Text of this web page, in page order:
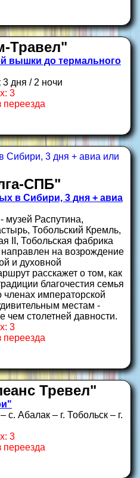
Травел"
вышки до термального
3 дня / 2 ночи
3
переезда
СПБ"
в Сибири, 3 дня + авиа
музей Распутина,
Тобольский Кремль,
II, Тобольская фабрика
направлен на возрождение
и духовной
расскажет о том, как
благочестия семья
членах императорской
местам -
чем столетней давности.
3
переезда
Тревел"
с. Абалак – г. Тобольск – г.
3
переезда